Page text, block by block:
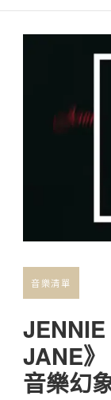
音樂清單
JANE
音樂幻